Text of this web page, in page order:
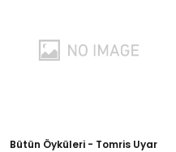
Bütün Öyküleri - Tomris Uyar